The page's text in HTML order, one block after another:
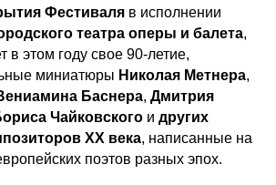
Фестиваля в исполнении
театра оперы и балета,
в этом году свое 90-летие,
миниатюры Николая Метнера,
Баснера, Дмитрия
Чайковского и других
ХХ века, написанные на
поэтов разных эпох.